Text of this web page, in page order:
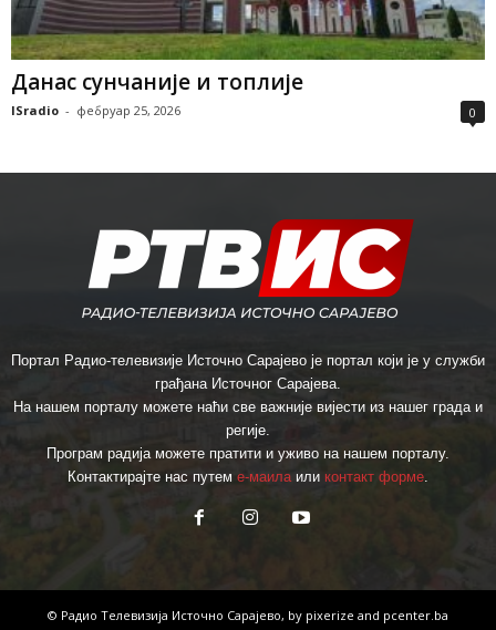
Данас сунчаније и топлије
ISradio - фебруар 25, 2026 0
Портал Радио-телевизије Источно Сарајево је портал који је у служби
грађана Источног Сарајева.
На нашем порталу можете наћи све важније вијести из нашег града и
регије.
Програм радија можете пратити и уживо на нашем порталу.
Контактирајте нас путем е-маилаили контакт форме.
© Радио Телевизија Источно Сарајево, by pixerize and pcenter.ba